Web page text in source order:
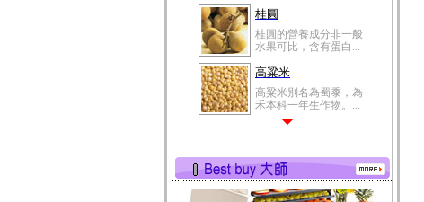
桂圓
桂圓的營養成分非一般
水果可比，含有蛋白...
高粱米
高粱米別名為蜀黍，為
禾本科一年生作物。...
有蛋白質、脂肪、磷...
鮪魚